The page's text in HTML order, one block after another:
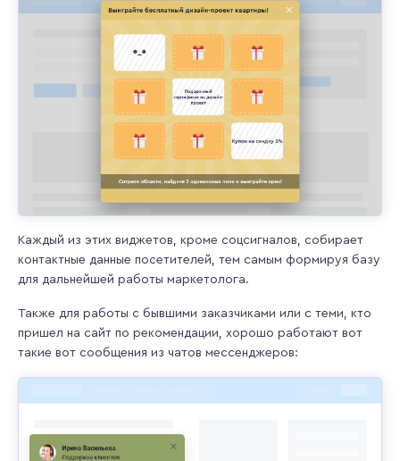
Каждый из этих виджетов, кроме соцсигналов, собирает
контактные данные посетителей, тем самым формируя базу
для дальнейшей работы маркетолога.
Также для работы с бывшими заказчиками или с теми, кто
пришел на сайт по рекомендации, хорошо работают вот
такие вот сообщения из чатов мессенджеров: